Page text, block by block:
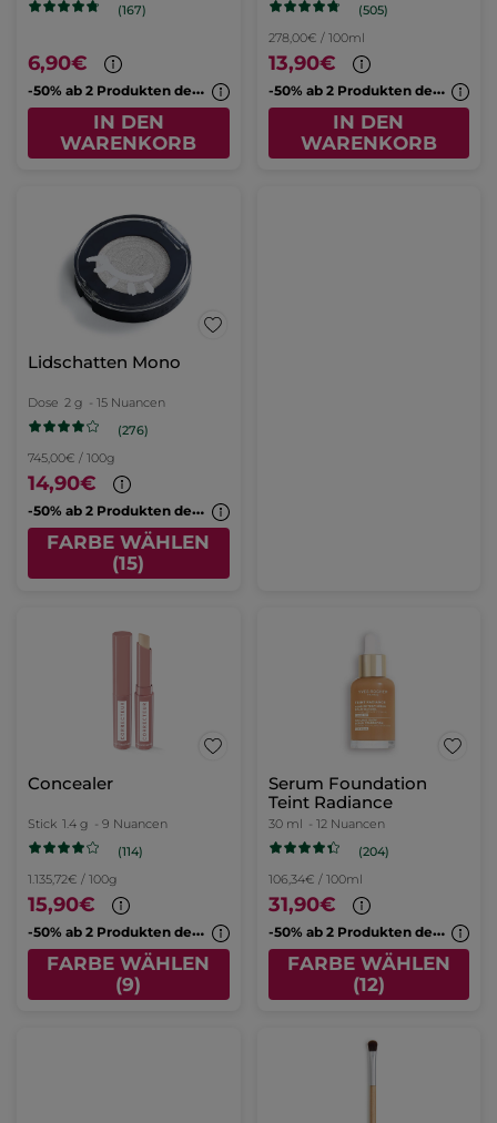
(167)
6,90€
-
50% ab 2 Produkten deiner Wahl
IN DEN
WARENKORB
(505)
278,00€ / 100ml
13,90€
-
50% ab 2 Produkten deiner Wahl
IN DEN
WARENKORB
Lidschatten Mono
Dose 2 g - 15 Nuancen
(276)
745,00€ / 100g
14,90€
-
50% ab 2 Produkten deiner Wahl
FARBE WÄHLEN
(15)
Concealer
Stick 1.4 g - 9 Nuancen
(114)
1.135,72€ / 100g
15,90€
-
50% ab 2 Produkten deiner Wahl
FARBE WÄHLEN
(9)
Serum Foundation
Teint Radiance
30 ml - 12 Nuancen
(204)
106,34€ / 100ml
31,90€
-
50% ab 2 Produkten deiner Wahl
FARBE WÄHLEN
(12)